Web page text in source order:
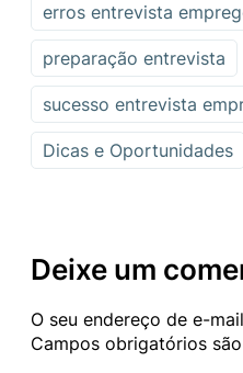
erros entrevista
preparação entrevista
sucesso entrevista
Dicas e Oportunidades
Deixe um
O seu endereço de e-
Campos obrigatórios